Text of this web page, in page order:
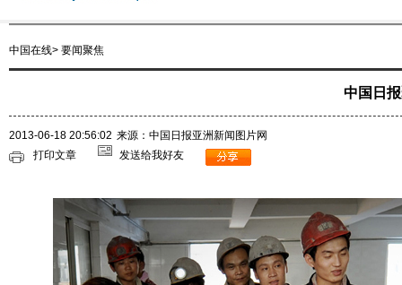
中国在线> 要闻聚焦
中国日
2013-06-18 20:56:02 来源：中国日报亚洲新闻图片网
打印文章
发送给我好友